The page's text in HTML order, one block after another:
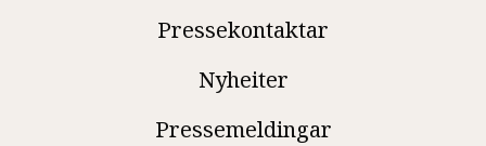
Pressekontaktar
Nyheiter
Pressemeldingar